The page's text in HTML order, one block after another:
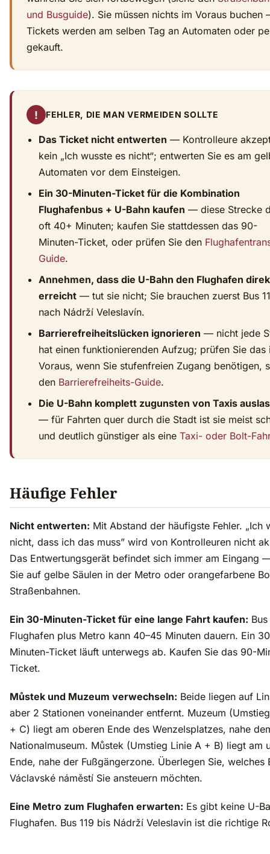
und Busguide). Sie müssen nichts im Voraus buchen
Tickets werden am selben Tag an Automaten oder
gekauft.
! FEHLER, DIE MAN VERMEIDEN SOLLTE
Das Ticket nicht entwerten — Kontrolleure
kein „Ich wusste es nicht“; entwerten Sie es am
Automaten vor dem Einsteigen.
Ein 30-Minuten-Ticket für die Kombination
Flughafenbus + U-Bahn kaufen — diese Strecke
oft 40+ Minuten; kaufen Sie stattdessen das 90-
Minuten-Ticket, oder prüfen Sie den
Guide.
Annehmen, dass die U-Bahn den Flughafen
erreicht — tut sie nicht; Sie brauchen zuerst Bus
nach Nádrží Veleslavín.
Barrierefreiheitslücken ignorieren — nicht jede
hat einen funktionierenden Aufzug; prüfen Sie das
Voraus, wenn Sie stufenfreien Zugang benötigen,
den Barrierefreiheits-Guide.
Die U-Bahn komplett zugunsten von Taxis
— für Fahrten quer durch die Stadt ist sie meist
und deutlich günstiger als eine Taxi- oder Bolt-
Häufige Fehler
Nicht entwerten: Mit Abstand der häufigste Fehler. „Ich
nicht, dass ich das muss” wird von Kontrolleuren nicht
Das Entwertungsgerät befindet sich immer am Eingang
Sie auf gelbe Säulen in der Metro oder orangefarbene
Straßenbahnen.
Ein 30-Minuten-Ticket für eine lange Fahrt kaufen:
Flughafen plus Metro kann 40–45 Minuten dauern. Ein
Minuten-Ticket läuft unterwegs ab. Kaufen Sie das 90-
Ticket.
Můstek und Muzeum verwechseln: Beide liegen auf
aber 2 Stationen voneinander entfernt. Muzeum
+ C) liegt am oberen Ende des Wenzelsplatzes, nahe
Nationalmuseum. Můstek (Umstieg Linie A + B) liegt am
Ende, nahe der Fußgängerzone. Überlegen Sie, welches
Václavské náměstí Sie ansteuern möchten.
Eine Metro zum Flughafen erwarten: Es gibt keine U-
Flughafen. Bus 119 bis Nádrží Veleslavin ist die richtige